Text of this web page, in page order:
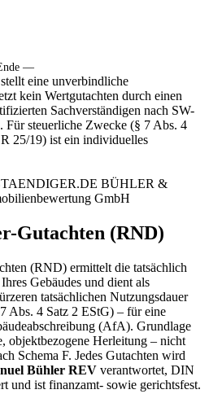
—
eine unverbindliche
kein Wertgutachten durch einen
Sachverständigen nach SW-
steuerliche Zwecke (§ 7 Abs. 4
25/19) ist ein individuelles
BÜHLER &
GmbH
Gutachten (RND)
(RND) ermittelt die tatsächlich
Gebäudes und dient als
tatsächlichen Nutzungsdauer
Abs. 4 Satz 2 EStG) – für eine
(AfA). Grundlage
objektbezogene Herleitung – nicht
Schema F. Jedes Gutachten wird
Bühler REV verantwortet, DIN
und ist finanzamt- sowie gerichtsfest.